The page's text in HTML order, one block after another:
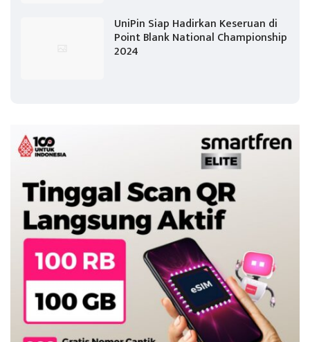
UniPin Siap Hadirkan Keseruan di
Point Blank National Championship
2024